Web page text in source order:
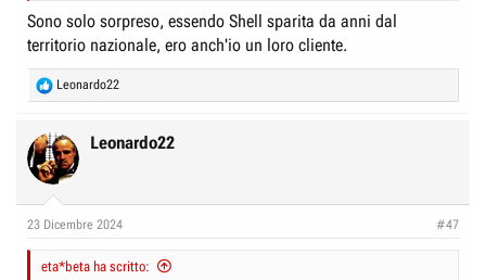
u
s
s
i
n
e
Sono solo sorpreso, essendo Shell sparita da anni dal
territorio nazionale, ero anch'io un loro cliente.
R
e
c
t
s
Leonardo22
Leonardo22
23 Dicembre 2024 #47
eta*beta ha scritto: